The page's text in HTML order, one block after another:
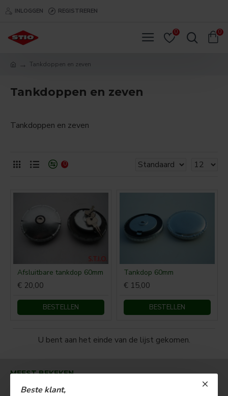
Beste klant,
INLOGGEN REGISTREREN
0 0
Tankdoppen en zeven
Tankdoppen en zeven
Tankdoppen en zeven
0
Afsluitbare tankdop 60mm
€ 20,00
BESTELLEN
Tankdop 60mm
€ 15,00
BESTELLEN
U bent aan het einde van de lijst gekomen.
MEEST BEKEKEN